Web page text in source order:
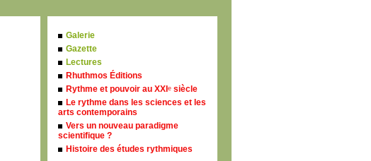
Galerie
Gazette
Lectures
Rhuthmos Éditions
Rythme et pouvoir au XXI e siècle
Le rythme dans les sciences et les
arts contemporains
Vers un nouveau paradigme
scientifique ?
Histoire des études rythmiques